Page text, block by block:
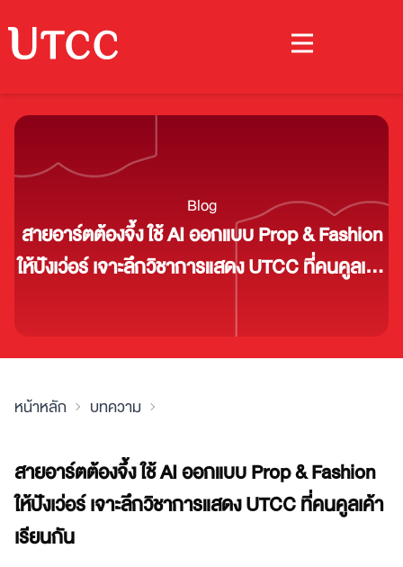
Blog
สายอาร์ตต้องจึ้ง ใช้ AI ออกแบบ Prop & Fashion
ให้ปังเว่อร์ เจาะลึกวิชาการแสดง UTCC ที่คนคูลเค้า
หน้าหลัก บทความ
สายอาร์ตต้องจึ้ง ใช้ AI ออกแบบ Prop & Fashion
ให้ปังเว่อร์ เจาะลึกวิชาการแสดง UTCC ที่คนคูลเค้า
เรียนกัน